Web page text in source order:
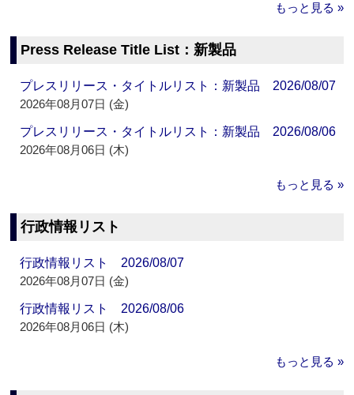
もっと見る »
Press Release Title List：新製品
プレスリリース・タイトルリスト：新製品 2026/08/07
2026年08月07日 (金)
プレスリリース・タイトルリスト：新製品 2026/08/06
2026年08月06日 (木)
もっと見る »
行政情報リスト
行政情報リスト 2026/08/07
2026年08月07日 (金)
行政情報リスト 2026/08/06
2026年08月06日 (木)
もっと見る »